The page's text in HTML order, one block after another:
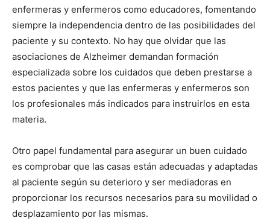
enfermeras y enfermeros como educadores, fomentando
siempre la independencia dentro de las posibilidades del
paciente y su contexto. No hay que olvidar que las
asociaciones de Alzheimer demandan formación
especializada sobre los cuidados que deben prestarse a
estos pacientes y que las enfermeras y enfermeros son
los profesionales más indicados para instruirlos en esta
materia.
Otro papel fundamental para asegurar un buen cuidado
es comprobar que las casas están adecuadas y adaptadas
al paciente según su deterioro y ser mediadoras en
proporcionar los recursos necesarios para su movilidad o
desplazamiento por las mismas.